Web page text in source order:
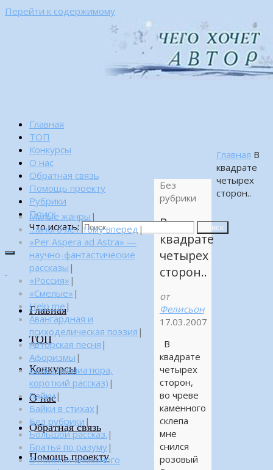
Перейти к содержимому
Главная
ТОП
Конкурсы
О нас
Обратная связь
Помощь проекту
Рубрики
Поиск
Что искать:
Поиск
Главная
ТОП
Конкурсы
О нас
Обратная связь
Помощь проекту
Главная В
квадрате
четырех
сторон..
Без
рубрики
В
квадрате
четырех
сторон..
от
Фелисьон
17.03.2007
В
квадрате
четырех
сторон,
во чреве
каменного
склепа
мне
снился
розовый
Малые жанры |
…много лет тому вперед |
«Per Aspera ad Astra» —
научно-фантастические
рассказы |
«Россия» |
«Смелые» |
Help me|
Авангардная и
психоделическая поэзия |
Авторская песня |
Афоризмы |
Байка (миниатюра,
короткий рассказ) |
Байки|
Байки в стихах |
Без рубрики |
Большой рассказ. |
Братья по разуму|
В поисках алмазного